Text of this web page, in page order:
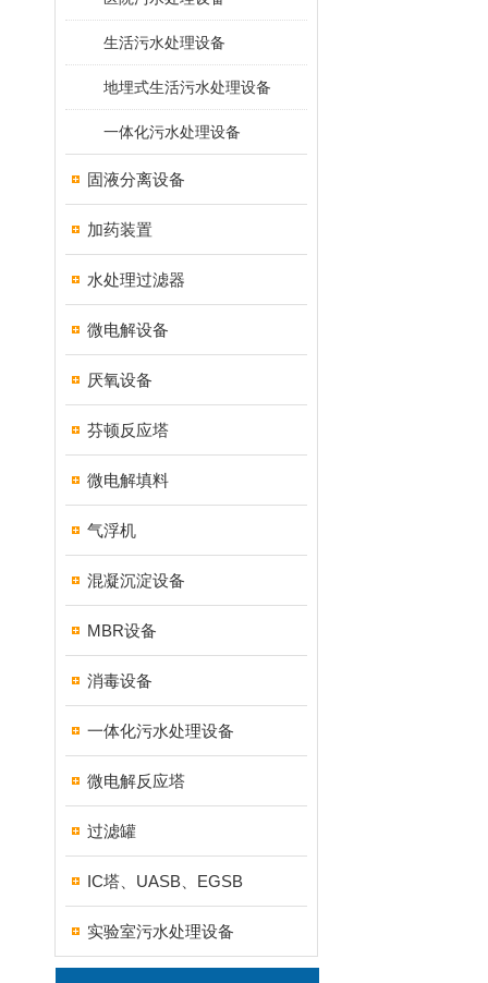
生活污水处理设备
地埋式生活污水处理设备
一体化污水处理设备
固液分离设备
加药装置
水处理过滤器
微电解设备
厌氧设备
芬顿反应塔
微电解填料
气浮机
混凝沉淀设备
MBR设备
消毒设备
一体化污水处理设备
微电解反应塔
过滤罐
IC塔、UASB、EGSB
实验室污水处理设备